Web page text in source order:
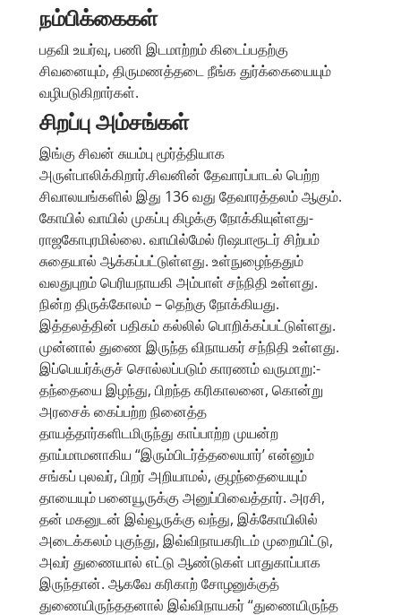
நம்பிக்கைகள்
பதவி உயர்வு, பணி இடமாற்றம் கிடைப்பதற்கு
சிவனையும், திருமணத்தடை நீங்க துர்க்கையையும்
வழிபடுகிறார்கள்.
சிறப்பு அம்சங்கள்
இங்கு சிவன் சுயம்பு மூர்த்தியாக
அருள்பாலிக்கிறார்.சிவனின் தேவாரப்பாடல் பெற்ற
சிவாலயங்களில் இது 136 வது தேவாரத்தலம் ஆகும்.
கோயில் வாயில் முகப்பு கிழக்கு நோக்கியுள்ளது-
ராஜகோபுரமில்லை. வாயில்மேல் ரிஷபாரூடர் சிற்பம்
சுதையால் ஆக்கப்பட்டுள்ளது. உள்நுழைந்ததும்
வலதுபுறம் பெரியநாயகி அம்பாள் சந்நிதி உள்ளது.
நின்ற திருக்கோலம் – தெற்கு நோக்கியது.
இத்தலத்தின் பதிகம் கல்லில் பொறிக்கப்பட்டுள்ளது.
முன்னால் துணை இருந்த விநாயகர் சந்நிதி உள்ளது.
இப்பெயர்க்குச் சொல்லப்படும் காரணம் வருமாறு:-
தந்தையை இழந்து, பிறந்த கரிகாலனை, கொன்று
அரசைக் கைப்பற்ற நினைத்த
தாயத்தார்களிடமிருந்து காப்பாற்ற முயன்ற
தாய்மாமனாகிய “இரும்பிடர்த்தலையார்’ என்னும்
சங்கப் புலவர், பிறர் அறியாமல், குழந்தையையும்
தாயையும் பனையூருக்கு அனுப்பிவைத்தார். அரசி,
தன் மகனுடன் இவ்வூருக்கு வந்து, இக்கோயிலில்
அடைக்கலம் புகுந்து, இவ்விநாயகரிடம் முறையிட்டு,
அவர் துணையால் எட்டு ஆண்டுகள் பாதுகாப்பாக
இருந்தான். ஆகவே கரிகாற் சோழனுக்குத்
துணையிருந்ததனால் இவ்விநாயகர் “துணையிருந்த